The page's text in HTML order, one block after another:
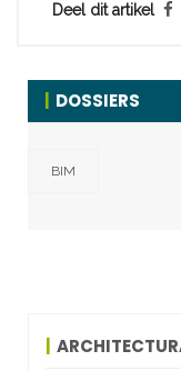
Deel dit artikel
DOSSIERS
BIM